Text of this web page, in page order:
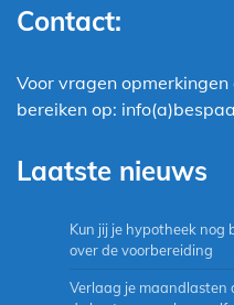
Contact:
Voor vragen opmerkingen
bereiken op:
Laatste nieuws
Kun jij je hypotheek nog
over de voorbereiding
Verlaag je maandlasten